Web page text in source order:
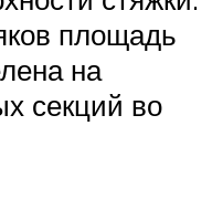
площадь
на
секций во